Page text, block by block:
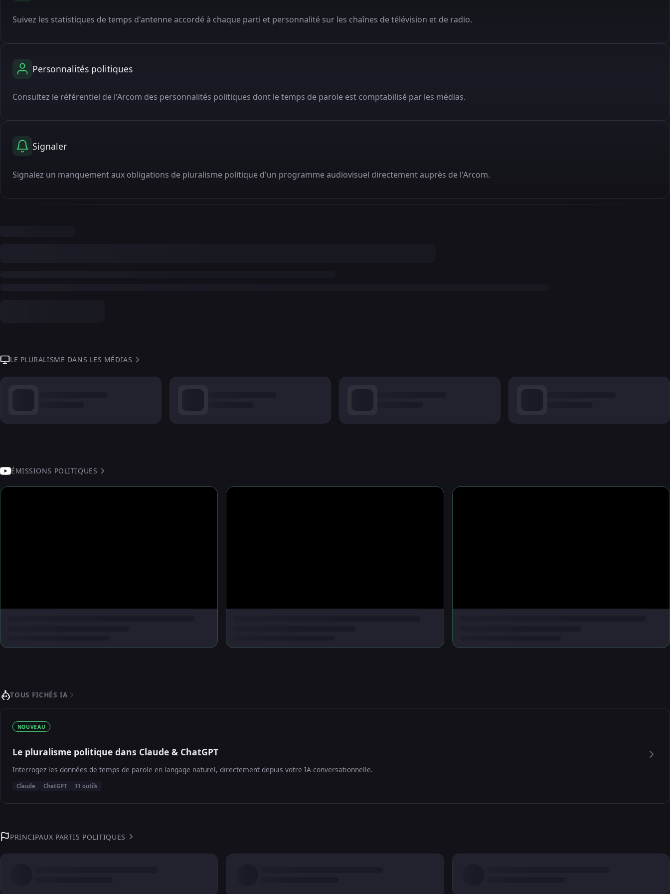
Suivez les statistiques de temps d'antenne accordé à chaque parti et personnalité sur les chaînes de télévision et de radio.
Personnalités politiques
Consultez le référentiel de l'Arcom des personnalités politiques dont le temps de parole est comptabilisé par les médias.
Signaler
Signalez un manquement aux obligations de pluralisme politique d'un programme audiovisuel directement auprès de l'Arcom.
LE PLURALISME DANS LES MÉDIAS
ÉMISSIONS POLITIQUES
TOUS FICHÉS IA
NOUVEAU
Le pluralisme politique dans Claude & ChatGPT
Interrogez les données de temps de parole en langage naturel, directement depuis votre IA conversationnelle.
Claude ChatGPT 11 outils
PRINCIPAUX PARTIS POLITIQUES